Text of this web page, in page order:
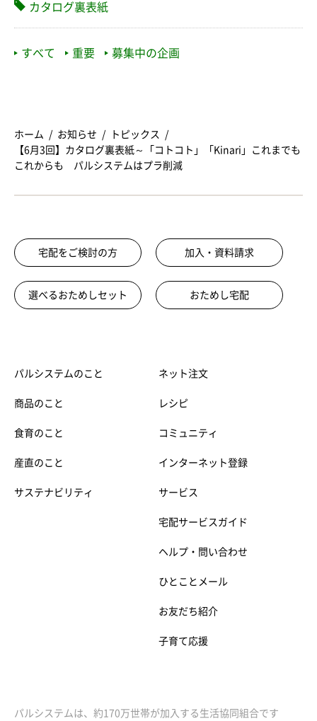
カタログ裏表紙
すべて 重要 募集中の企画
ホーム お知らせ
トピックス
【6月3回】カタログ裏表紙～「コトコト」「Kinari」これまでも
これからも パルシステムはプラ削減
宅配をご検討の方 加入・資料請求
選べるおためしセット おためし宅配
パルシステムのこと
商品のこと
食育のこと
産直のこと
サステナビリティ
ネット注文
レシピ
コミュニティ
インターネット登録
サービス
宅配サービスガイド
ヘルプ・問い合わせ
ひとことメール
お友だち紹介
子育て応援
パルシステムは、約170万世帯が加入する生活協同組合です